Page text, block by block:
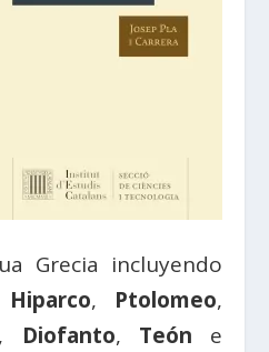
Grecia incluyendo
Hiparco, Ptolomeo,
, Diofanto, Teón e